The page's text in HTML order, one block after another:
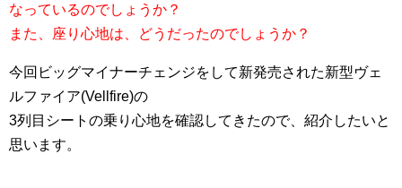
なっているのでしょうか？
また、座り心地は、どうだったのでしょうか？
今回ビッグマイナーチェンジをして新発売された新型ヴェ
ルファイア(Vellfire)の
3列目シートの乗り心地を確認してきたので、紹介したいと
思います。